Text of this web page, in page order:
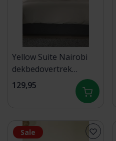
Yellow Suite Nairobi
dekbedovertrek
240x200/220 Dollar
129,95
Sale